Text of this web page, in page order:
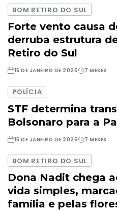
BOM RETIRO DO SUL
Forte vento causa
derruba estrutura
Retiro do Sul
15 DE JANEIRO DE 2026 7 MESES
POLÍCIA
STF determina
Bolsonaro para a
15 DE JANEIRO DE 2026 7 MESES
BOM RETIRO DO SUL
Dona Nadit chega
vida simples,
família e pelas